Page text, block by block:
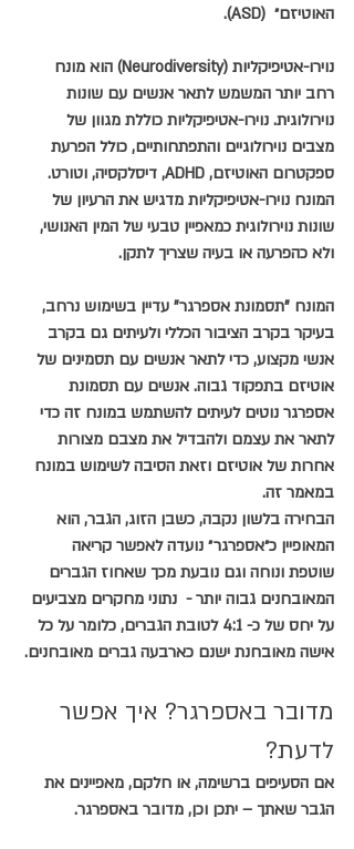
האוטיזם״  (ASD).
נוירו-אטיפיקליות (Neurodiversity) הוא מונח
רחב יותר המשמש לתאר אנשים עם שונות
נוירולוגית. נוירו-אטיפיקליות כוללת מגוון של
מצבים נוירולוגיים והתפתחותיים, כולל הפרעת
ספקטרום האוטיזם, ADHD, דיסלקסיה, וטורט.
המונח נוירו-אטיפיקליות מדגיש את הרעיון של
שונות נוירולוגית כמאפיין טבעי של המין האנושי,
ולא כהפרעה או בעיה שצריך לתקן.
המונח "תסמונת אספרגר" עדיין בשימוש נרחב,
בעיקר בקרב הציבור הכללי ולעיתים גם בקרב
אנשי מקצוע, כדי לתאר אנשים עם תסמינים של
אוטיזם בתפקוד גבוה. אנשים עם תסמונת
אספרגר נוטים לעיתים להשתמש במונח זה כדי
לתאר את עצמם ולהבדיל את מצבם מצורות
אחרות של אוטיזם וזאת הסיבה לשימוש במונח
במאמר זה.
הבחירה בלשון נקבה, כשבן הזוג, הגבר, הוא
המאופיין כ״אספרגר״ נועדה לאפשר קריאה
שוטפת ונוחה וגם נובעת מכך שאחוז הגברים
המאובחנים גבוה יותר -  נתוני מחקרים מצביעים
על יחס של כ- 4:1 לטובת הגברים, כלומר על כל
אישה מאובחנת ישנם כארבעה גברים מאובחנים.
מדובר באספרגר? איך אפשר
לדעת?
אם הסעיפים ברשימה, או חלקם, מאפיינים את
הגבר שאתך – יתכן וכן, מדובר באספרגר.